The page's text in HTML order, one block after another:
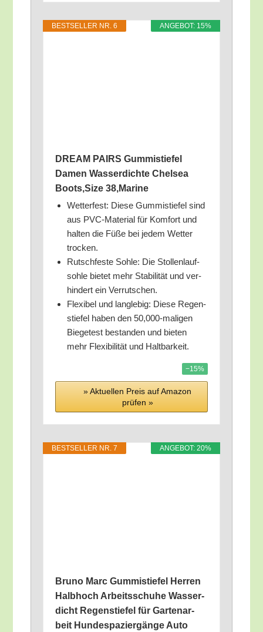
ANGE­BOT: 15%
BEST­SEL­LER NR. 6
DREAM PAIRS Gum­mi­stie­fel
Damen Was­ser­dich­te Chel­sea
Boots,Size 38,Marine
Wet­ter­fest: Die­se Gum­mi­stie­fel sind
aus PVC-Mate­ri­al für Kom­fort und
hal­ten die Füße bei jedem Wet­ter
trocken.
Rutsch­fes­te Soh­le: Die Stol­len­lauf­
soh­le bie­tet mehr Sta­bi­li­tät und ver­
hin­dert ein Verrutschen.
Fle­xi­bel und lang­le­big: Die­se Regen­
stie­fel haben den 50,000-maligen
Bie­ge­test bestan­den und bie­ten
mehr Fle­xi­bi­li­tät und Haltbarkeit.
−15%
» Aktu­el­len Preis auf Ama­zon
prü­fen »
ANGE­BOT: 20%
BEST­SEL­LER NR. 7
Bru­no Marc Gum­mi­stie­fel Her­ren
Halb­hoch Arbeits­schu­he Was­ser­
dicht Regen­stie­fel für Gar­ten­ar­
beit Hun­de­spa­zier­gän­ge Auto